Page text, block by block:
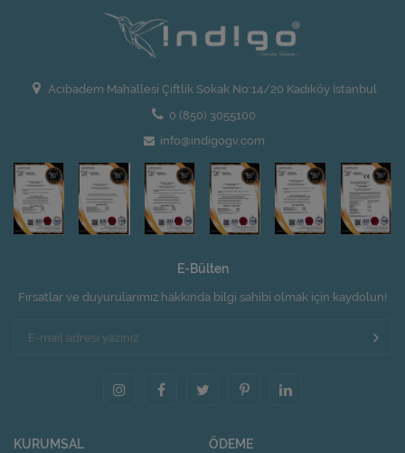
Acıbadem Mahallesi Çiftlik Sokak No:14/20 Kadıköy İstanbul
0 (850) 3055100
info@indigogv.com
E-Bülten
Fırsatlar ve duyurularımız hakkında bilgi sahibi olmak için kaydolun!
KURUMSAL ÖDEME